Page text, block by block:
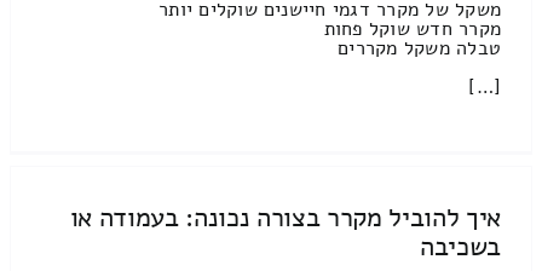
משקל של מקרר דגמי חיישנים שוקלים יותר
מקרר חדש שוקל פחות
טבלה משקל מקררים
[…]
איך להוביל מקרר בצורה נכונה: בעמודה או
בשכיבה